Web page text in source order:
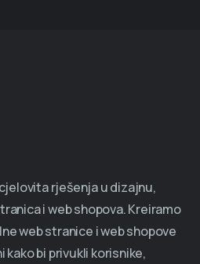
rješenja u dizajnu,
i web shopova. Kreiramo
web stranice i web shopove
bi privukli korisnike,